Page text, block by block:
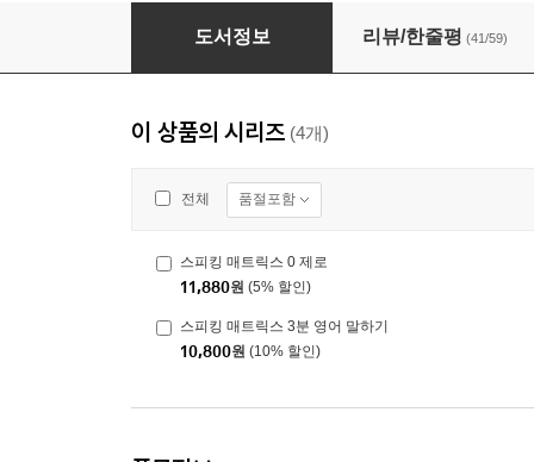
스피킹 매트릭스 1분 영어 말하기
도서정보 리뷰/한줄평 (41/59)
이 상품의 시리즈 (4개)
전체 품절포함
스피킹 매트릭스 0 제로
11,880원 (5% 할인)
스피킹 매트릭스 3분 영어 말하기
10,800원 (10% 할인)